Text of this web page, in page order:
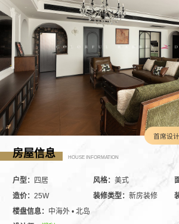
首席设
房屋信息 HOUSE INFORMATION
户型： 四居 风格：美式
造价： 25W 装修类型：新房装修
楼盘信息： 中海外 • 北岛